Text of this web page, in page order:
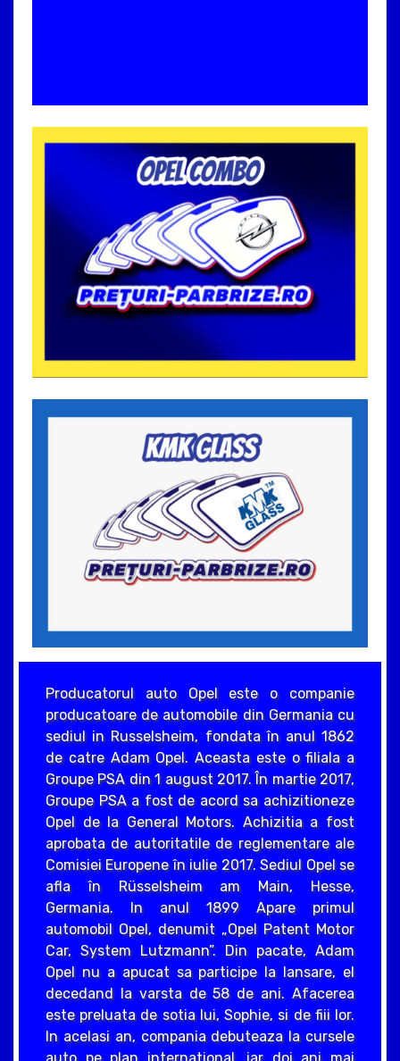
Producatorul auto Opel este o companie
producatoare de automobile din Germania cu
sediul in Russelsheim, fondata în anul 1862
de catre Adam Opel. Aceasta este o filiala a
Groupe PSA din 1 august 2017. În martie 2017,
Groupe PSA a fost de acord sa achizitioneze
Opel de la General Motors. Achizitia a fost
aprobata de autoritatile de reglementare ale
Comisiei Europene în iulie 2017. Sediul Opel se
afla în Rüsselsheim am Main, Hesse,
Germania. In anul 1899 Apare primul
automobil Opel, denumit „Opel Patent Motor
Car, System Lutzmann”. Din pacate, Adam
Opel nu a apucat sa participe la lansare, el
decedand la varsta de 58 de ani. Afacerea
este preluata de sotia lui, Sophie, si de fiii lor.
In acelasi an, compania debuteaza la cursele